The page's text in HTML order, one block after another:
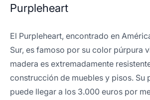
Purpleheart
El Purpleheart, encontrado en
Sur, es famoso por su color púrpura
madera es extremadamente
construcción de muebles y pisos. Su
puede llegar a los 3.000 euros por